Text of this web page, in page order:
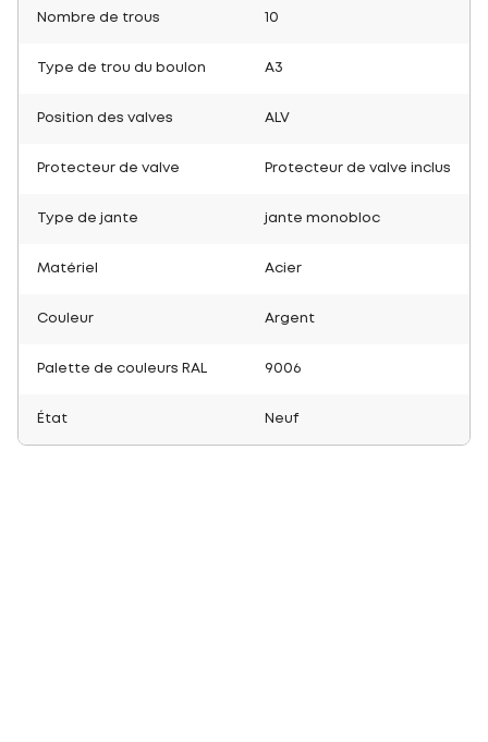
Nombre de trous 10
Type de trou du boulon A3
Position des valves ALV
Protecteur de valve Protecteur de valve inclus
Type de jante jante monobloc
Matériel Acier
Couleur Argent
Palette de couleurs RAL 9006
État Neuf